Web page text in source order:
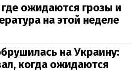
ожидаются грозы и
на этой неделе
на Украину:
когда ожидаются